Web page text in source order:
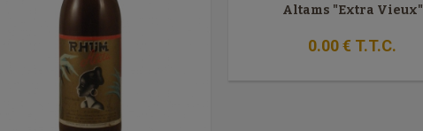
Altams "Extra Vieux"
0.00€ T.T.C.